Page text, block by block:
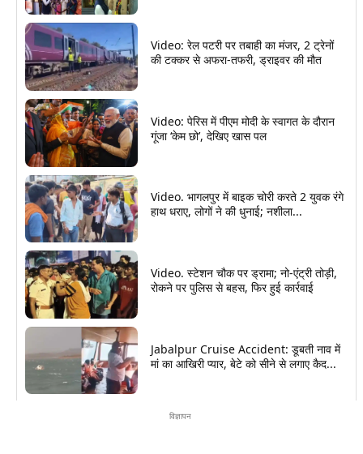
Video: रेल पटरी पर तबाही का मंजर, 2 ट्रेनों
की टक्कर से अफरा-तफरी, ड्राइवर की मौत
Video: पेरिस में पीएम मोदी के स्वागत के दौरान
गूंजा ‘केम छो’, देखिए खास पल
Video. भागलपुर में बाइक चोरी करते 2 युवक रंगे
हाथ धराए, लोगों ने की धुनाई; नशीला...
Video. स्टेशन चौक पर ड्रामा; नो-एंट्री तोड़ी,
रोकने पर पुलिस से बहस, फिर हुई कार्रवाई
Jabalpur Cruise Accident: डूबती नाव में
मां का आखिरी प्यार, बेटे को सीने से लगाए कैद...
विज्ञापन